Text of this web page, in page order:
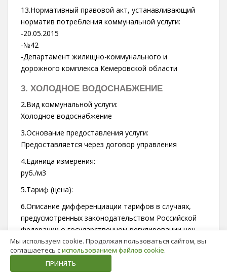
13.Нормативный правовой акт, устанавливающий
норматив потребления коммунальной услуги:
-20.05.2015
-№42
-Департамент жилищно-коммунального и
дорожного комплекса Кемеровской области
3. ХОЛОДНОЕ ВОДОСНАБЖЕНИЕ
2.Вид коммунальной услуги:
Холодное водоснабжение
3.Основание предоставления услуги:
Предоставляется через договор управления
4.Единица измерения:
руб./м3
5.Тариф (цена):
6.Описание дифференциации тарифов в случаях,
предусмотренных законодательством Российской
Федерации о государственном регулировании цен
(тарифов):
—
7. Лицо, осуществляющее поставку коммунального
Мы используем cookie. Продолжая пользоваться сайтом, вы
соглашаетесь сиспользованием файлов cookie.
ПРИНЯТЬ